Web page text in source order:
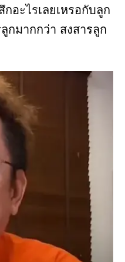
อะไรเลยเหรอกับลูก
กมากกว่า สงสารลูก